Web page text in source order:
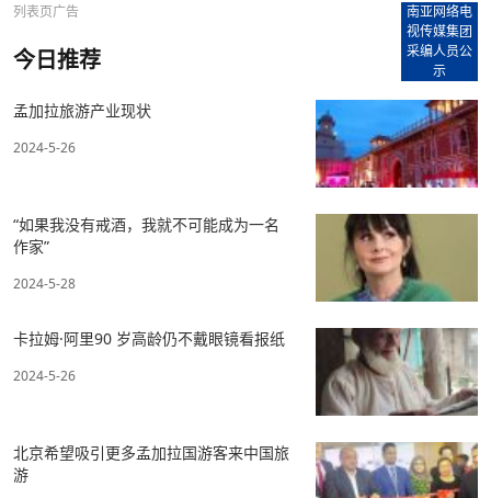
列表页广告
南亚网络电
视传媒集团
采编人员公
示
今日推荐
孟加拉旅游产业现状
2024-5-26
“如果我没有戒酒，我就不可能成为一名
作家”
2024-5-28
卡拉姆·阿里90 岁高龄仍不戴眼镜看报纸
2024-5-26
北京希望吸引更多孟加拉国游客来中国旅
游